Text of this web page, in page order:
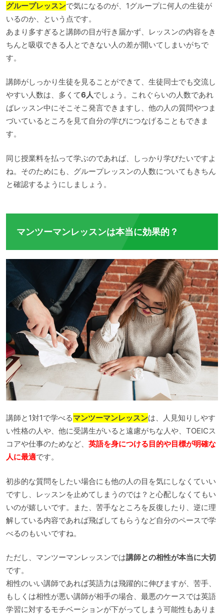
グループレッスンで気になるのが、1グループに何人の生徒が
いるのか、という点です。
あまり多すぎると講師の目が行き届かず、レッスンの内容をき
ちんと吸収できる人とできない人の差が開いてしまいがちで
す。
講師がしっかり生徒を見ることができて、生徒同士でも交流し
やすい人数は、多くて6人でしょう。これぐらいの人数であれ
ばレッスン中にそこそこ発言できますし、他の人の質問やつま
づいているところを見て自分の学びにつなげることもできま
す。
同じ授業料を払って学ぶのであれば、しっかり学びたいですよ
ね。そのためにも、グループレッスンの人数についてもきちん
と確認するようにしましょう。
マンツーマンレッスンは本当に効果的？
講師と1対1で学べるマンツーマンレッスンは、人見知りしやす
い性格の人や、他に受講生がいると遠慮がちな人や、TOEICス
コアや仕事のためなど、 英語を身につける目的や目標が明確な
人に最適です。
初歩的な質問をしたい場合にも他の人の目を気にしなくていい
ですし、レッスンを止めてしまうのでは？と心配しなくてもい
いのが嬉しいです。また、苦手なところを反復したり、逆に理
解している内容であれば飛ばしてもらうなど自分のペースで学
べるのもいいですね。
ただし、マンツーマンレッスンでは講師との相性が本当に大切
です。
相性のいい講師であれば英語力は飛躍的に伸びますが、苦手、
もしくは相性が悪い講師が相手の場合、最悪のケースでは英語
学習に対するモチベーションが下がってしまう可能性もありま